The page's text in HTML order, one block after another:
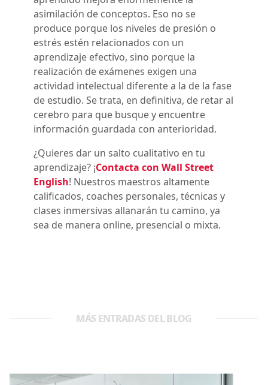
asimilación de conceptos. Eso no se
produce porque los niveles de presión o
estrés estén relacionados con un
aprendizaje efectivo, sino porque la
realización de exámenes exigen una
actividad intelectual diferente a la de la fase
de estudio. Se trata, en definitiva, de retar al
cerebro para que busque y encuentre
información guardada con anterioridad.
¿Quieres dar un salto cualitativo en tu
aprendizaje? ¡Contacta con Wall Street
English! Nuestros maestros altamente
calificados, coaches personales, técnicas y
clases inmersivas allanarán tu camino, ya
sea de manera online, presencial o mixta.
MÁS ENTRADAS DEL BLOG